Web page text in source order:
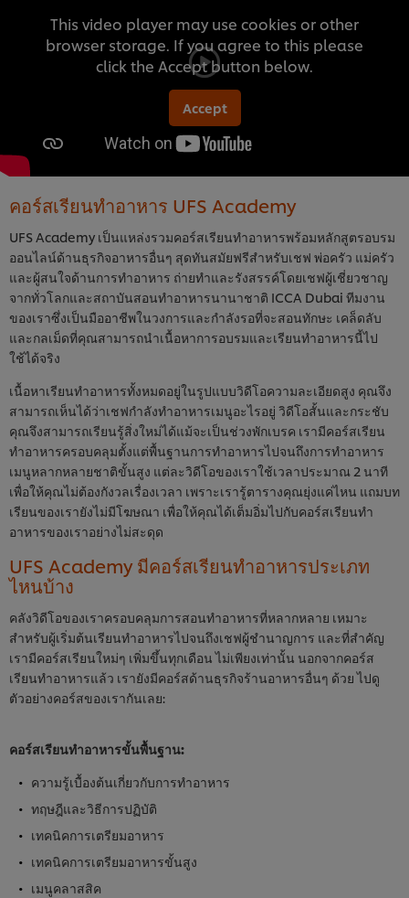
This video player may use cookies or other
browser storage. If you agree to this please
click the Accept button below.
Accept
คอร์สเรียนทำอาหาร UFS Academy
UFS Academy เป็นแหล่งรวมคอร์สเรียนทำอาหารพร้อมหลักสูตรอบรม
ออนไลน์ด้านธุรกิจอาหารอื่นๆ สุดทันสมัยฟรีสำหรับเชฟ พ่อครัว แม่ครัว
และผู้สนใจด้านการทำอาหาร ถ่ายทำและรังสรรค์โดยเชฟผู้เชี่ยวชาญ
จากทั่วโลกและสถาบันสอนทำอาหารนานาชาติ ICCA Dubai ทีมงาน
ของเราซึ่งเป็นมืออาชีพในวงการและกำลังรอที่จะสอนทักษะ เคล็ดลับ
และกลเม็ดที่คุณสามารถนำเนื้อหาการอบรมและเรียนทำอาหารนี้ไป
ใช้ได้จริง
เนื้อหาเรียนทำอาหารทั้งหมดอยู่ในรูปแบบวิดีโอความละเอียดสูง คุณจึง
สามารถเห็นได้ว่าเชฟกำลังทำอาหารเมนูอะไรอยู่ วิดีโอสั้นและกระชับ
คุณจึงสามารถเรียนรู้สิ่งใหม่ได้แม้จะเป็นช่วงพักเบรค เรามีคอร์สเรียน
ทำอาหารครอบคลุมตั้งแต่พื้นฐานการทำอาหารไปจนถึงการทำอาหาร
เมนูหลากหลายชาติขั้นสูง แต่ละวิดีโอของเราใช้เวลาประมาณ 2 นาที
เพื่อให้คุณไม่ต้องกังวลเรื่องเวลา เพราะเรารู้ตารางคุณยุ่งแค่ไหน แถมบท
เรียนของเรายังไม่มีโฆษณา เพื่อให้คุณได้เต็มอิ่มไปกับคอร์สเรียนทำ
อาหารของเราอย่างไม่สะดุด
UFS Academy มีคอร์สเรียนทำอาหารประเภท
ไหนบ้าง
คลังวิดีโอของเราครอบคลุมการสอนทำอาหารที่หลากหลาย เหมาะ
สำหรับผู้เริ่มต้นเรียนทำอาหารไปจนถึงเชฟผู้ชำนาญการ และที่สำคัญ
เรามีคอร์สเรียนใหม่ๆ เพิ่มขึ้นทุกเดือน ไม่เพียงเท่านั้น นอกจากคอร์ส
เรียนทำอาหารแล้ว เรายังมีคอร์สด้านธุรกิจร้านอาหารอื่นๆ ด้วย ไปดู
ตัวอย่างคอร์สของเรากันเลย:
คอร์สเรียนทำอาหารขั้นพื้นฐาน:
ความรู้เบื้องต้นเกี่ยวกับการทำอาหาร
ทฤษฎีและวิธีการปฏิบัติ
เทคนิคการเตรียมอาหาร
เทคนิคการเตรียมอาหารขั้นสูง
เมนูคลาสสิค